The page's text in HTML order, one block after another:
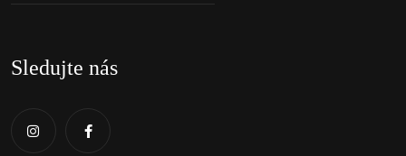
Sledujte nás